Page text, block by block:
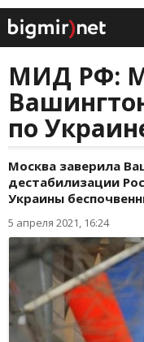
МИД РФ:
по
Москва заверила
дестабилизации
Украины
5 апреля 2021, 16:24